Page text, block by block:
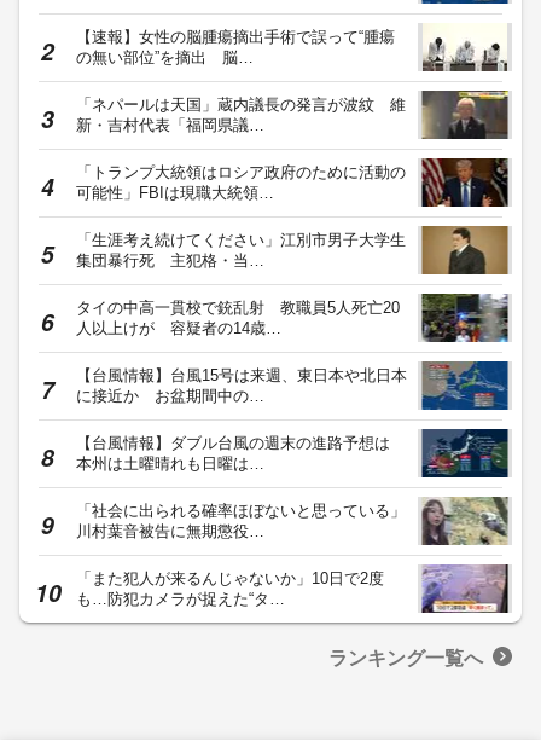
【速報】女性の脳腫瘍摘出手術で誤って“腫瘍
の無い部位”を摘出 脳…
「ネパールは天国」蔵内議長の発言が波紋 維
新・吉村代表「福岡県議…
「トランプ大統領はロシア政府のために活動の
可能性」FBIは現職大統領…
「生涯考え続けてください」江別市男子大学生
集団暴行死 主犯格・当…
タイの中高一貫校で銃乱射 教職員5人死亡20
人以上けが 容疑者の14歳…
【台風情報】台風15号は来週、東日本や北日本
に接近か お盆期間中の…
【台風情報】ダブル台風の週末の進路予想は
本州は土曜晴れも日曜は…
「社会に出られる確率ほぼないと思っている」
川村葉音被告に無期懲役…
「また犯人が来るんじゃないか」10日で2度
も…防犯カメラが捉えた“タ…
ランキング一覧へ